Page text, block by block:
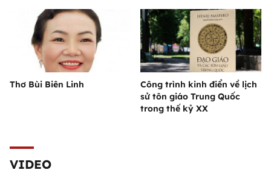
Thơ Bùi Biên Linh
Công trình kinh điển về lịch
sử tôn giáo Trung Quốc
trong thế kỷ XX
VIDEO